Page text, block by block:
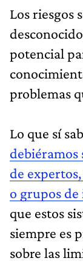
Los riesgos
potencial
problemas
Lo que sí
de
o grupos de
que estos
siempre es
sobre las